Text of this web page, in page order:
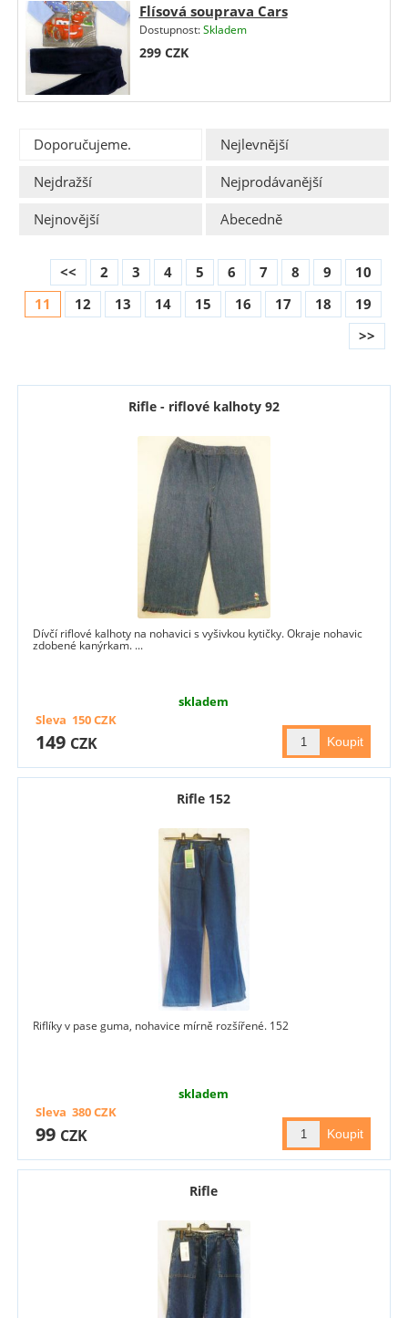
Flísová souprava Cars
Dostupnost:Skladem
299 CZK
Doporučujeme.
Nejlevnější
Nejdražší
Nejprodávanější
Nejnovější
Abecedně
<< 2 3 4 5 6 7 8 9
10
11
12 13 14 15 16 17 18
19
>>
Rifle - riflové kalhoty 92
Dívčí riflové kalhoty na nohavici s vyšivkou kytičky. Okraje nohavic
zdobené kanýrkam. ...
skladem
149 CZK
Sleva 150CZK
Rifle 152
Riflíky v pase guma, nohavice mírně rozšířené. 152
skladem
99 CZK
Sleva 380CZK
Rifle